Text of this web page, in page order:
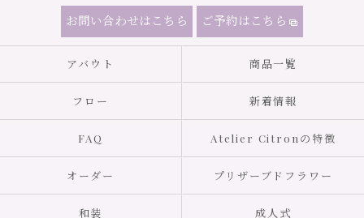
お問い合わせはこちら ご予約はこちら
アバウト 商品一覧
フロー 新着情報
FAQ Atelier Citronの特徴
オーダー プリザーブドフラワー
和装 成人式